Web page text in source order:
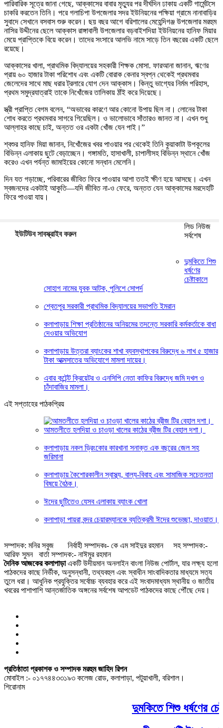
পারিবারিক সূত্রে জানা গেছে, আক্কাসের বাবার মৃত্যুর পর দীর্ঘদিন ঢাকায় একটি গার্মেন্টসে
চাকরি করতেন তিনি। পরে গলাচিপা উপজেলার সদর ইউনিয়নের পক্ষিয়া গ্রামে নানাবাড়ির
সুবাদে সেখানে বসবাস শুরু করেন। ছয় বছর আগে বরিশালের মেহেন্দিগঞ্জ উপজেলার মরহুম
নাসির উদ্দীনের ছেলে আক্কাস রাঙ্গাবালী উপজেলার বড়বাইশদিয়া ইউনিয়নের হানিফ মিয়ার
মেয়ে প্রাপ্তিকে বিয়ে করেন। তাদের সংসারে আলভি নামে সাড়ে তিন বছরের একটি ছেলে
রয়েছে।
আক্কাসের খালা, প্রাথমিক বিদ্যালয়ের সহকারী শিক্ষক মোসা. ফারআনা জানান, ঋণের
প্রায় ৬০ হাজার টাকা পরিশোধ এবং একটি বোরাক কেনার স্বপ্ন থেকেই প্রথমবার
জেলেদের সাথে মাছ ধরার ট্রলারে যোগ দেন আক্কাস। কিন্তু ভাগ্যের নির্মম পরিহাস,
প্রথম সমুদ্রযাত্রাই তাকে নিখোঁজের তালিকায় ঠাঁই করে দিয়েছে।
স্ত্রী প্রাপ্তি বেগম বলেন, “অভাবের কারণে আর কোনো উপায় ছিল না। লোনের টাকা
শোধ করতে প্রথমবার সাগরে গিয়েছিল। ও ভালোভাবে সাঁতারও জানত না। এখন শুধু
আল্লাহর কাছে চাই, অন্তত ওর একটা খোঁজ যেন পাই।”
শ্বশুর হানিফ মিয়া জানান, নিখোঁজের খবর পাওয়ার পর থেকেই তিনি কুয়াকাটা উপকূলের
বিভিন্ন এলাকায় ছুটে বেড়াচ্ছেন। গঙ্গামতি, হাসাখালী, চাপালীসহ বিভিন্ন স্থানে খোঁজ
করেও এখন পর্যন্ত জামাইয়ের কোনো সন্ধান মেলেনি।
দিন যত গড়াচ্ছে, পরিবারের জীবিত ফিরে পাওয়ার আশা ততই ক্ষীণ হয়ে আসছে। এখন
স্বজনদের একটাই আকুতি—যদি জীবিত না-ও ফেরে, অন্তত যেন আক্কাসের মরদেহটি
ফিরে পাওয়া যায়।
ইউটিউব সাবস্ক্রাইব করুন
লিড নিউজ
সর্বশেষ
দুমকিতে শিশু
ধর্ষণের
চেষ্টাকালে
সোহাগ নামের যুবক আটক, পুলিশে সোপর্দ
শ্বেতপুর সরকারী প্রাথমিক বিদ্যালয়ের সভাপতি ইমরান
কলাপাড়ায় শিক্ষা প্রতিষ্ঠানের অনিয়মের তদন্তে সরকারি কর্মকর্তাকে বাধা
দেওয়ার অভিযোগ
কলাপাড়ায় উত্তরা ব্যাংকের শাখা ব্যবস্থাপকের বিরুদ্ধে ৬ লাখ ৫ হাজার
টাকা আত্মসাতের অভিযোগে মামলা দায়ের।
এবার কন্টেন্ট ক্রিয়েটর ও এনসিপি নেতা কাফির বিরুদ্ধে জমি দখল ও
চাঁদাবাজির মামলা।
এই সপ্তাহের পাঠকপ্রিয়
আমতলীতে হলদিয়া ও চাওড়া খালের কাঠের ব্রীজ টির বেহাল দশা।
কলাপাড়ায় নকল ড্রিংকোর কারখানা সনাক্ত এক বছরের জেল সহ
জরিমানা
কলাপাড়ায় কৈশোরকালীন স্বাস্থ্য, বাল্য-বিবাহ এবং সামাজিক সচেতনতা
বিষয়ে বৈঠক।
ঈদের ছুটিতেও যেসব এলাকায় ব্যাংক খোলা
কলাপাড়া পায়রা বন্দর চেয়ারম্যানকে ব্যতিক্রমী ঈদের শুভেচ্ছা, দাওয়াত।
সম্পাদক: মনির সবুজ নির্বাহী সম্পাদকঃ- কে এম সাইদুর রহমান সহ সম্পাদক:-
আরিফ সুমন বার্তা সম্পাদক:- নাঈমুর রহমান
দৈনিক আজকের কলাপাড়াএকটি উদীয়মান অনলাইন বাংলা নিউজ পোর্টাল, যার লক্ষ্য হলো
পাঠকদের কাছে নির্ভীক, অনুসন্ধানী, তথ্যবহুল এবং স্বাধীন সাংবাদিকতার মাধ্যমে সত্য
তুলে ধরা। আধুনিক প্রযুক্তির সর্বোচ্চ ব্যবহার করে এই সংবাদমাধ্যম স্থানীয় ও জাতীয়
খবরের পাশাপাশি আন্তর্জাতিক অঙ্গনের সর্বশেষ আপডেট পাঠকদের কাছে পৌঁছে দেয়।
প্রতিষ্ঠাতা প্রকাশক ও সম্পাদক মরহুম জাহিদ রিপন
মোবাইল :- ০১৭৭৪৪৩৩১৯৩ কলেজ রোড, কলাপাড়া, পটুয়াখালী, বরিশাল।
শিরোনাম
দুমকিতে শিশু ধর্ষণের